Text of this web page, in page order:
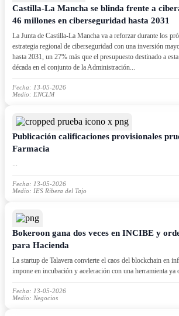
Castilla-La Mancha se blinda frente a
46 millones en ciberseguridad hasta 2031
La Junta de Castilla-La Mancha va a reforzar durante los
estrategia regional de ciberseguridad con una inversión
hasta 2031, un 27% más que el presupuesto destinado a
década en el conjunto de la Administración...
Fecha: 13-05-2026
Medio: ENCLM
Publicación calificaciones provisionales
Farmacia
...
Fecha: 13-05-2026
Medio: IES Ribera del Tajo
Bokeroon gana dos veces en INCIBE y
para Hacienda
La startup de Talavera convierte el caos del blockchain en
impone en incubación y aceleración con una herramienta ya
Fecha: 13-05-2026
Medio: Negocios